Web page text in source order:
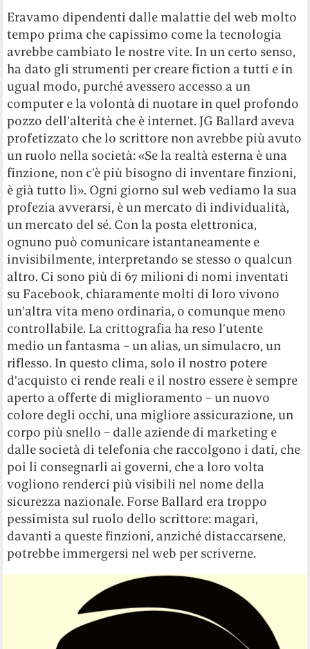
Eravamo dipendenti dalle malattie del web molto
tempo prima che capissimo come la tecnologia
avrebbe cambiato le nostre vite. In un certo senso,
ha dato gli strumenti per creare fiction a tutti e in
ugual modo, purché avessero accesso a un
computer e la volontà di nuotare in quel profondo
pozzo dell’alterità che è internet. JG Ballard aveva
profetizzato che lo scrittore non avrebbe più avuto
un ruolo nella società: «Se la realtà esterna è una
finzione, non c’è più bisogno di inventare finzioni,
è già tutto lì». Ogni giorno sul web vediamo la sua
profezia avverarsi, è un mercato di individualità,
un mercato del sé. Con la posta elettronica,
ognuno può comunicare istantaneamente e
invisibilmente, interpretando se stesso o qualcun
altro. Ci sono più di 67 milioni di nomi inventati
su Facebook, chiaramente molti di loro vivono
un’altra vita meno ordinaria, o comunque meno
controllabile. La crittografia ha reso l’utente
medio un fantasma – un alias, un simulacro, un
riflesso. In questo clima, solo il nostro potere
d’acquisto ci rende reali e il nostro essere è sempre
aperto a offerte di miglioramento – un nuovo
colore degli occhi, una migliore assicurazione, un
corpo più snello – dalle aziende di marketing e
dalle società di telefonia che raccolgono i dati, che
poi li consegnarli ai governi, che a loro volta
vogliono renderci più visibili nel nome della
sicurezza nazionale. Forse Ballard era troppo
pessimista sul ruolo dello scrittore: magari,
davanti a queste finzioni, anziché distaccarsene,
potrebbe immergersi nel web per scriverne.